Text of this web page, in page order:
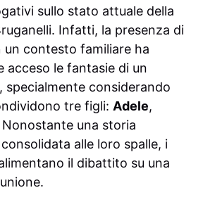
sullo stato attuale della
Infatti, la presenza di
un contesto familiare ha
acceso le fantasie di un
specialmente considerando
tre figli: Adele,
Nonostante una storia
consolidata alle loro spalle, i
il dibattito su una